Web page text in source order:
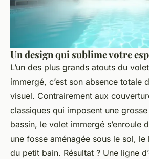
Un design qui sublime votre
L’un des plus grands atouts du
immergé, c’est son absence totale
visuel. Contrairement aux
classiques qui imposent une
bassin, le volet immergé s’enroule
une fosse aménagée sous le sol,
du petit bain. Résultat ? Une ligne